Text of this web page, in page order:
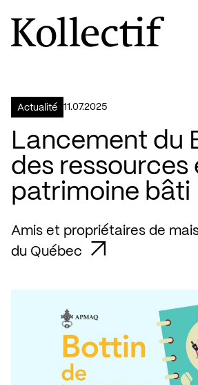
Aller à la page d'accueil
Logo Kollectif
Actualité 11.07.2025
Lancement du
des ressources
patrimoine bâti
Amis et propriétaires de
du Québec